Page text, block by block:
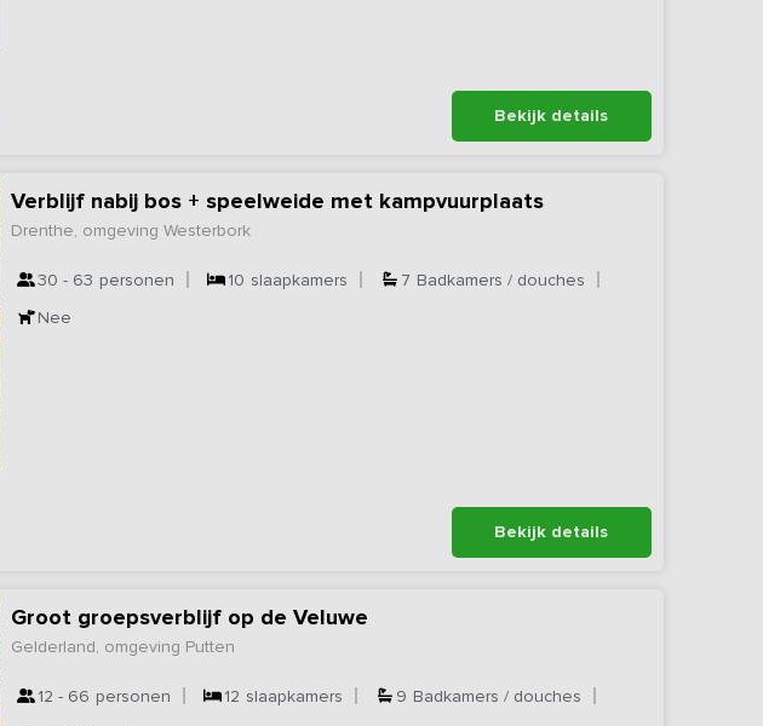
Bekijk details
Verblijf nabij bos + speelweide met kampvuurplaats
Drenthe, omgeving Westerbork
30 - 63 personen 10 slaapkamers 7 Badkamers / douches
Nee
Bekijk details
Groot groepsverblijf op de Veluwe
Gelderland, omgeving Putten
12 - 66 personen 12 slaapkamers 9 Badkamers / douches